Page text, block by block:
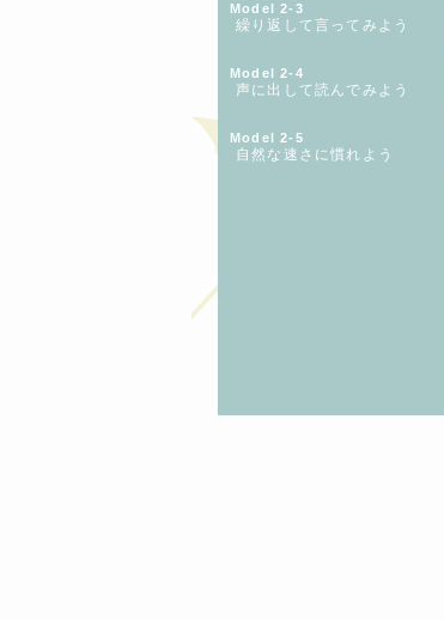
Model 2-3
繰り返して言ってみよう
Model 2-4
声に出して読んでみよう
Model 2-5
自然な速さに慣れよう